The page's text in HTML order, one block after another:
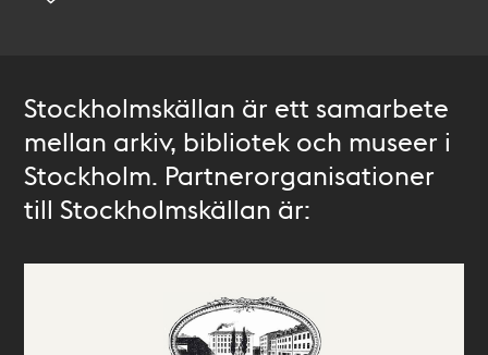
Stockholmskällan är ett samarbete
mellan arkiv, bibliotek och museer i
Stockholm. Partnerorganisationer
till Stockholmskällan är: